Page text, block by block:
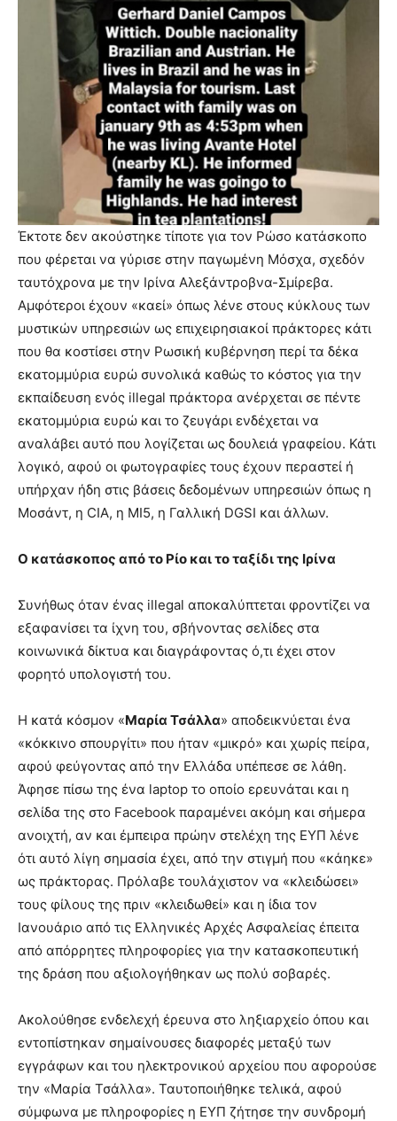
Έκτοτε δεν ακούστηκε τίποτε για τον Ρώσο κατάσκοπο
που φέρεται να γύρισε στην παγωμένη Μόσχα, σχεδόν
ταυτόχρονα με την Ιρίνα Αλεξάντροβνα-Σμίρεβα.
Αμφότεροι έχουν «καεί» όπως λένε στους κύκλους των
μυστικών υπηρεσιών ως επιχειρησιακοί πράκτορες κάτι
που θα κοστίσει στην Ρωσική κυβέρνηση περί τα δέκα
εκατομμύρια ευρώ συνολικά καθώς το κόστος για την
εκπαίδευση ενός illegal πράκτορα ανέρχεται σε πέντε
εκατομμύρια ευρώ και το ζευγάρι ενδέχεται να
αναλάβει αυτό που λογίζεται ως δουλειά γραφείου. Κάτι
λογικό, αφού οι φωτογραφίες τους έχουν περαστεί ή
υπήρχαν ήδη στις βάσεις δεδομένων υπηρεσιών όπως η
Μοσάντ, η CIA, η ΜΙ5, η Γαλλική DGSI και άλλων.
Ο κατάσκοπος από το Ρίο και το ταξίδι της Ιρίνα
Συνήθως όταν ένας illegal αποκαλύπτεται φροντίζει να
εξαφανίσει τα ίχνη του, σβήνοντας σελίδες στα
κοινωνικά δίκτυα και διαγράφοντας ό,τι έχει στον
φορητό υπολογιστή του.
Η κατά κόσμον «Μαρία Τσάλλα» αποδεικνύεται ένα
«κόκκινο σπουργίτι» που ήταν «μικρό» και χωρίς πείρα,
αφού φεύγοντας από την Ελλάδα υπέπεσε σε λάθη.
Άφησε πίσω της ένα laptop το οποίο ερευνάται και η
σελίδα της στο Facebook παραμένει ακόμη και σήμερα
ανοιχτή, αν και έμπειρα πρώην στελέχη της ΕΥΠ λένε
ότι αυτό λίγη σημασία έχει, από την στιγμή που «κάηκε»
ως πράκτορας. Πρόλαβε τουλάχιστον να «κλειδώσει»
τους φίλους της πριν «κλειδωθεί» και η ίδια τον
Ιανουάριο από τις Ελληνικές Αρχές Ασφαλείας έπειτα
από απόρρητες πληροφορίες για την κατασκοπευτική
της δράση που αξιολογήθηκαν ως πολύ σοβαρές.
Ακολούθησε ενδελεχή έρευνα στο ληξιαρχείο όπου και
εντοπίστηκαν σημαίνουσες διαφορές μεταξύ των
εγγράφων και του ηλεκτρονικού αρχείου που αφορούσε
την «Μαρία Τσάλλα». Ταυτοποιήθηκε τελικά, αφού
σύμφωνα με πληροφορίες η ΕΥΠ ζήτησε την συνδρομή